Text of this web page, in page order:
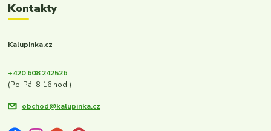
Kontakty
Kalupinka.cz
+420 608 242526
(Po-Pá, 8-16 hod.)
obchod@kalupinka.cz